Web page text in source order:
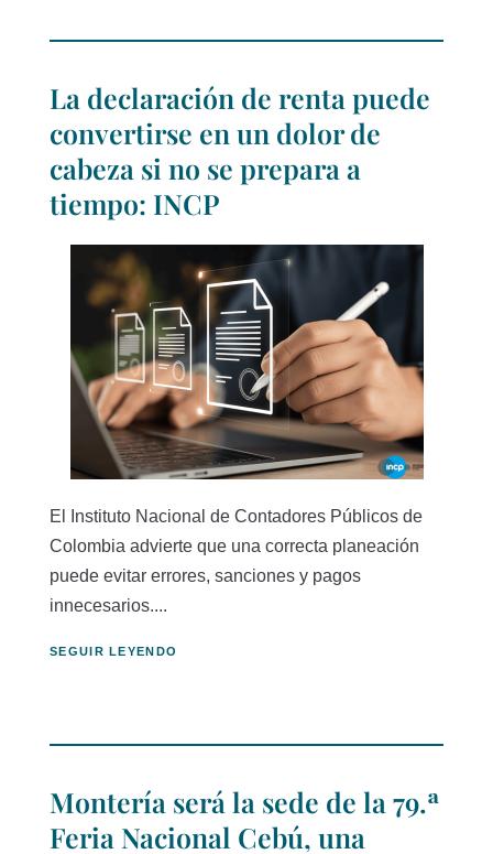
La declaración de renta puede
convertirse en un dolor de
cabeza si no se prepara a
tiempo: INCP
El Instituto Nacional de Contadores Públicos de
Colombia advierte que una correcta planeación
puede evitar errores, sanciones y pagos
innecesarios....
SEGUIR LEYENDO
Montería será la sede de la 79.ª
Feria Nacional Cebú, una